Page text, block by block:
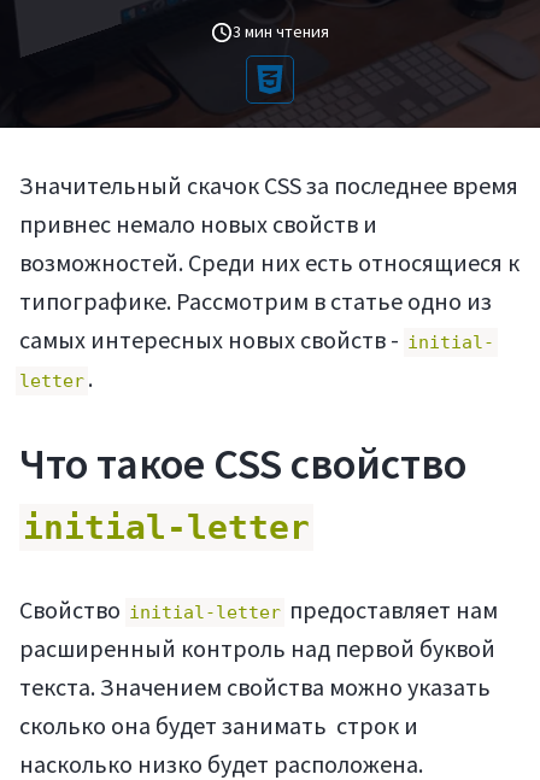
3 мин чтения
Значительный скачок CSS за последнее время
привнес немало новых свойств и
возможностей. Среди них есть относящиеся к
типографике. Рассмотрим в статье одно из
самых интересных новых свойств - initial-
letter .
Что такое CSS свойство
initial-letter
Свойство initial-letter предоставляет нам
расширенный контроль над первой буквой
текста. Значением свойства можно указать
сколько она будет занимать строк и
насколько низко будет расположена.